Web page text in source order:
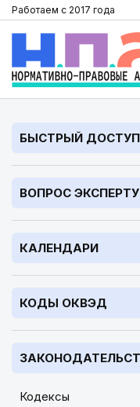
Работаем с 2017 года
БЫСТРЫЙ ДОСТУП
ВОПРОС ЭКСПЕРТУ
КАЛЕНДАРИ
КОДЫ ОКВЭД
Кодексы